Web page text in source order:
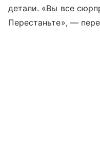
детали. «Вы все
Перестаньте», —